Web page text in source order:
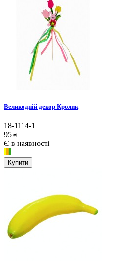
Великодній декор Кролик
18-1114-1
95 ₴
Є в наявності
Купити